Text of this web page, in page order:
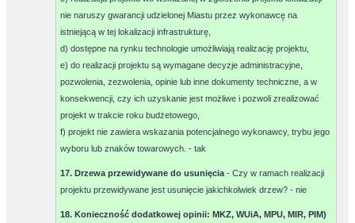
nie naruszy gwarancji udzielonej Miastu przez wykonawcę na
istniejącą w tej lokalizacji infrastrukturę,
d) dostępne na rynku technologie umożliwiają realizację projektu,
e) do realizacji projektu są wymagane decyzje administracyjne,
pozwolenia, zezwolenia, opinie lub inne dokumenty techniczne, a w
konsekwencji, czy ich uzyskanie jest możliwe i pozwoli zrealizować
projekt w trakcie roku budżetowego,
f) projekt nie zawiera wskazania potencjalnego wykonawcy, trybu jego
wyboru lub znaków towarowych. -tak
17. Drzewa przewidywane do usunięcia- Czy w ramach realizacji
projektu przewidywane jest usunięcie jakichkolwiek drzew? -nie
18. Konieczność dodatkowej opinii: MKZ, WUiA, MPU, MIR, PIM)